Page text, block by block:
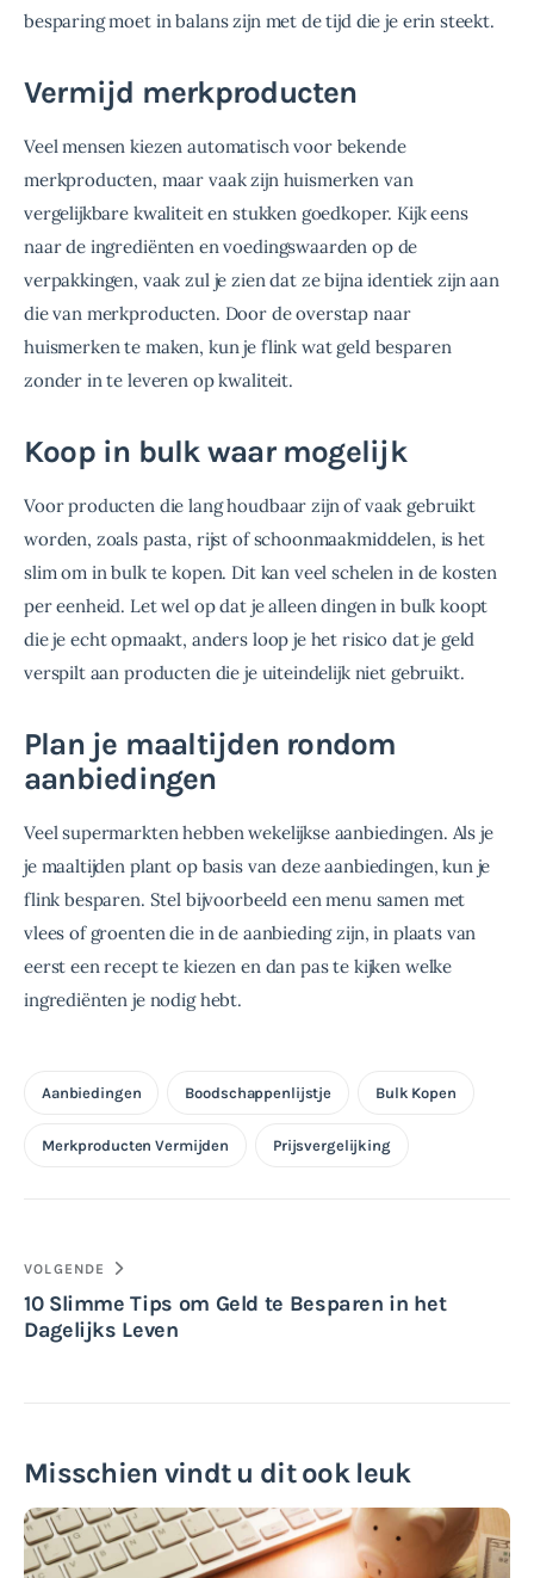
besparing moet in balans zijn met de tijd die je erin steekt.
Vermijd merkproducten
Veel mensen kiezen automatisch voor bekende
merkproducten, maar vaak zijn huismerken van
vergelijkbare kwaliteit en stukken goedkoper. Kijk eens
naar de ingrediënten en voedingswaarden op de
verpakkingen, vaak zul je zien dat ze bijna identiek zijn aan
die van merkproducten. Door de overstap naar
huismerken te maken, kun je flink wat geld besparen
zonder in te leveren op kwaliteit.
Koop in bulk waar mogelijk
Voor producten die lang houdbaar zijn of vaak gebruikt
worden, zoals pasta, rijst of schoonmaakmiddelen, is het
slim om in bulk te kopen. Dit kan veel schelen in de kosten
per eenheid. Let wel op dat je alleen dingen in bulk koopt
die je echt opmaakt, anders loop je het risico dat je geld
verspilt aan producten die je uiteindelijk niet gebruikt.
Plan je maaltijden rondom
aanbiedingen
Veel supermarkten hebben wekelijkse aanbiedingen. Als je
je maaltijden plant op basis van deze aanbiedingen, kun je
flink besparen. Stel bijvoorbeeld een menu samen met
vlees of groenten die in de aanbieding zijn, in plaats van
eerst een recept te kiezen en dan pas te kijken welke
ingrediënten je nodig hebt.
Aanbiedingen Boodschappenlijstje Bulk Kopen
Merkproducten Vermijden Prijsvergelijking
Bericht
navigatie
VOLGENDE
10 Slimme Tips om Geld te Besparen in het
Dagelijks Leven
Misschien vindt u dit ook leuk